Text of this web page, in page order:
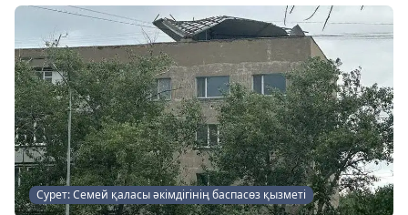
Сурет: Семей қаласы әкімдігінің баспасөз қызметі